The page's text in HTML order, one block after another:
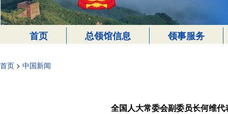
首页 总领馆信息 领事服务
首页 > 中国新闻
全国人大常委会副委员长何维